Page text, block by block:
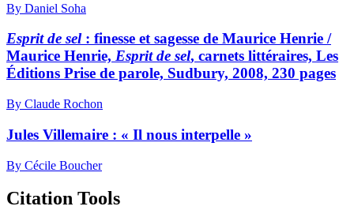
By Daniel Soha
Esprit de sel: finesse et sagesse de Maurice Henrie /
Maurice Henrie, Esprit de sel, carnets littéraires, Les
Éditions Prise de parole, Sudbury, 2008, 230 pages
By Claude Rochon
Jules Villemaire : « Il nous interpelle »
By Cécile Boucher
Citation Tools